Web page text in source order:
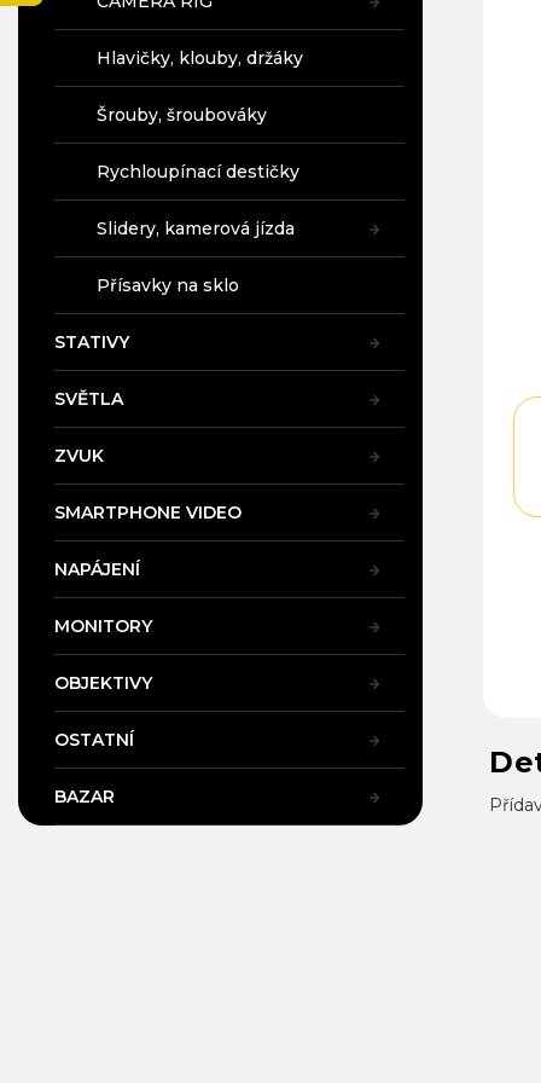
Hlavičky, klouby, držáky
Šrouby, šroubováky
Rychloupínací destičky
Slidery, kamerová jízda
Přísavky na sklo
STATIVY
SVĚTLA
ZVUK
SMARTPHONE VIDEO
NAPÁJENÍ
MONITORY
OBJEKTIVY
OSTATNÍ
BAZAR